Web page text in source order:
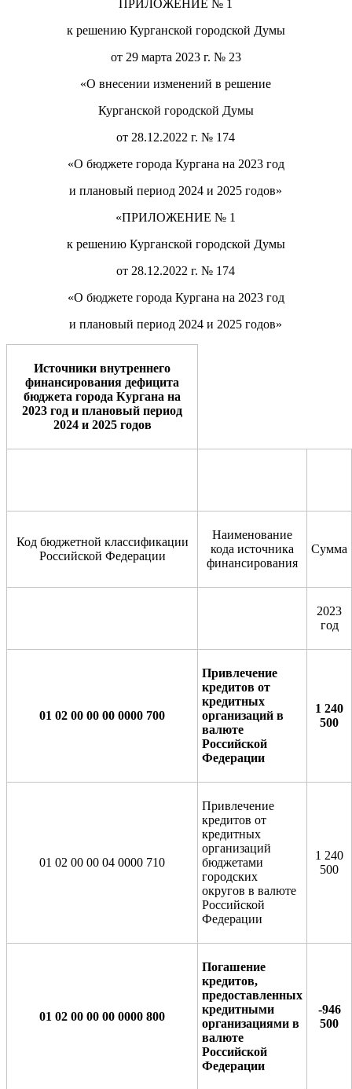
ПРИЛОЖЕНИЕ № 1
к решению Курганской городской Думы
от29 марта 2023 г. №23
«О внесении изменений в решение
Курганской городской Думы
от 28.12.2022 г. № 174
«О бюджете города Кургана на 2023год
и плановый период 2024 и 2025 годов»
«ПРИЛОЖЕНИЕ № 1
к решению Курганской городской Думы
от 28.12.2022 г. № 174
«О бюджете города Кургана на 2023год
и плановый период 2024 и 2025 годов»
Источники внутреннего
финансирования дефицита
бюджета города Кургана на
2023 год и плановый период
2024 и 2025 годов
Код бюджетной классификации
Российской Федерации
Наименование
кода источника
финансирования
Сумма
2023
год
01 02 00 00 00 0000 700
Привлечение
кредитов от
кредитных
организаций в
валюте
Российской
Федерации
1 240
500
01 02 00 00 04 0000 710
Привлечение
кредитов от
кредитных
организаций
бюджетами
городских
округов в валюте
Российской
Федерации
1 240
500
01 02 00 00 00 0000 800
Погашение
кредитов,
предоставленных
кредитными
организациями в
валюте
Российской
Федерации
-946
500